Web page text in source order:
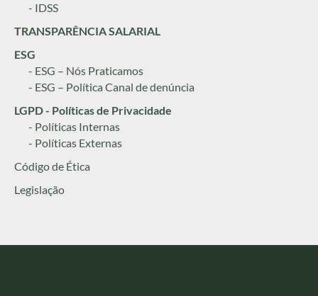
- IDSS
TRANSPARÊNCIA SALARIAL
ESG
- ESG – Nós Praticamos
- ESG – Política Canal de denúncia
LGPD - Políticas de Privacidade
- Políticas Internas
- Políticas Externas
Código de Ética
Legislação